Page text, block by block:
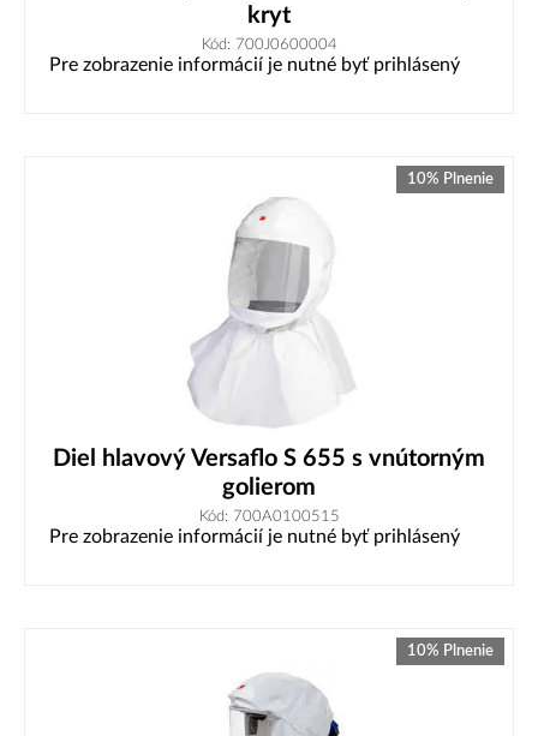
kryt
Kód: 700J0600004
Pre zobrazenie informácií je nutné byť prihlásený
10% Plnenie
Diel hlavový Versaflo S 655 s vnútorným
golierom
Kód: 700A0100515
Pre zobrazenie informácií je nutné byť prihlásený
10% Plnenie